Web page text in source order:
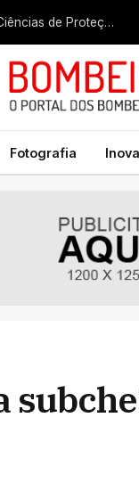
Liga dos Bombeiros quer fazer nascer licenciatura em Ciências de Proteção Civil e Bombeiros
Fotografia